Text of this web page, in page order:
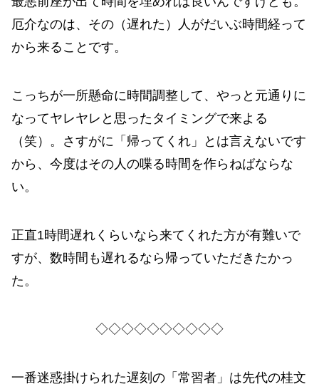
厄介なのは、その（遅れた）人がだいぶ時間経って
から来ることです。
こっちが一所懸命に時間調整して、やっと元通りに
なってヤレヤレと思ったタイミングで来よる
（笑）。さすがに「帰ってくれ」とは言えないです
から、今度はその人の喋る時間を作らねばならな
い。
正直1時間遅れくらいなら来てくれた方が有難いで
すが、数時間も遅れるなら帰っていただきたかっ
た。
◇◇◇◇◇◇◇◇◇◇
一番迷惑掛けられた遅刻の「常習者」は先代の桂文